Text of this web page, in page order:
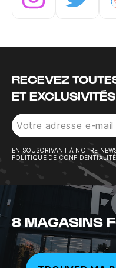
RECEVEZ
ET
EN SOUSCRIVANT À NOTRE
POLITIQUE DE
8 MAGASINS